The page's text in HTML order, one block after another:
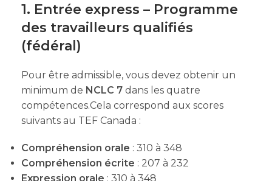
1. Entrée express – Programme
des travailleurs qualifiés
(fédéral)
Pour être admissible, vous devez obtenir un
minimum de NCLC 7 dans les quatre
compétences.Cela correspond aux scores
suivants au TEF Canada :
Compréhension orale : 310 à 348
Compréhension écrite : 207 à 232
Expression orale : 310 à 348